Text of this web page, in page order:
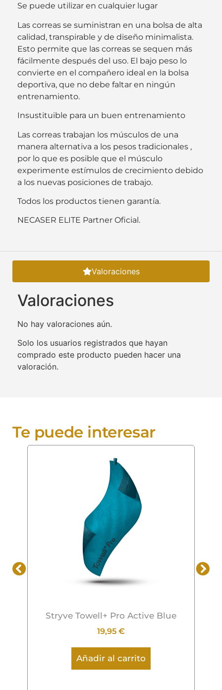
Se puede utilizar en cualquier lugar
Las correas se suministran en una bolsa de alta
calidad, transpirable y de diseño minimalista.
Esto permite que las correas se sequen más
fácilmente después del uso. El bajo peso lo
convierte en el compañero ideal en la bolsa
deportiva, que no debe faltar en ningún
entrenamiento.
Insustituible para un buen entrenamiento
Las correas trabajan los músculos de una
manera alternativa a los pesos tradicionales ,
por lo que es posible que el músculo
experimente estímulos de crecimiento debido
a los nuevas posiciones de trabajo.
Todos los productos tienen garantía.
NECASER ELITE Partner Oficial.
Valoraciones
Valoraciones
No hay valoraciones aún.
Solo los usuarios registrados que hayan
comprado este producto pueden hacer una
valoración.
Te puede interesar
Stryve Towell+ Pro Active Blue
19,95 €
Añadir al carrito